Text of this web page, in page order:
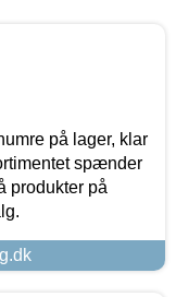
på lager, klar
spænder
produkter på